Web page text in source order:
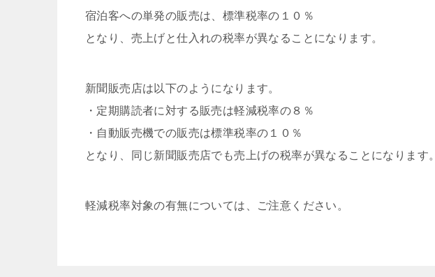
宿泊客への単発の販売は、標準税率の１０％
となり、売上げと仕入れの税率が異なることになります。
新聞販売店は以下のようになります。
・定期購読者に対する販売は軽減税率の８％
・自動販売機での販売は標準税率の１０％
となり、同じ新聞販売店でも売上げの税率が異なることになります。
軽減税率対象の有無については、ご注意ください。